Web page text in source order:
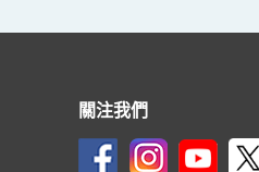
關注我們